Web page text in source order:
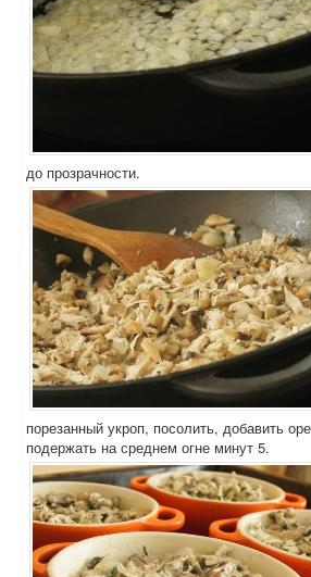
до прозрачности.
порезанный укроп, посолить, добавить
подержать на среднем огне минут 5.